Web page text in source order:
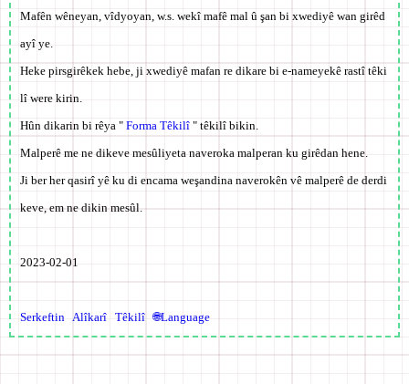
Mafên wêneyan, vîdyoyan, w.s. wekî mafê mal û şan bi xwediyê wan girêd
ayî ye.
Heke pirsgirêkek hebe, ji xwediyê mafan re dikare bi e-nameyekê rastî têki
lî were kirin.
Hûn dikarin bi rêya " Forma Têkilî " têkilî bikin.
Malperê me ne dikeve mesûliyeta naveroka malperan ku girêdan hene.
Ji ber her qasirî yê ku di encama weşandina naverokên vê malperê de derdi
keve, em ne dikin mesûl.
2023-02-01
Serkeftin Alîkarî Têkilî 🌐Language